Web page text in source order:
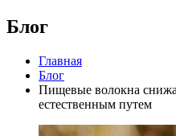
Блог
Главная
Блог
Пищевые волокна
естественным путем